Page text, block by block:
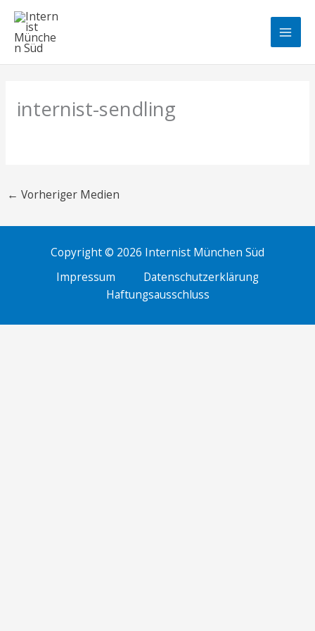
Zum
Inhalt
springen
Main
internist-sendling
← Vorheriger Medien
Copyright © 2026 Internist München Süd
Impressum
Datenschutzerklärung
Haftungsausschluss